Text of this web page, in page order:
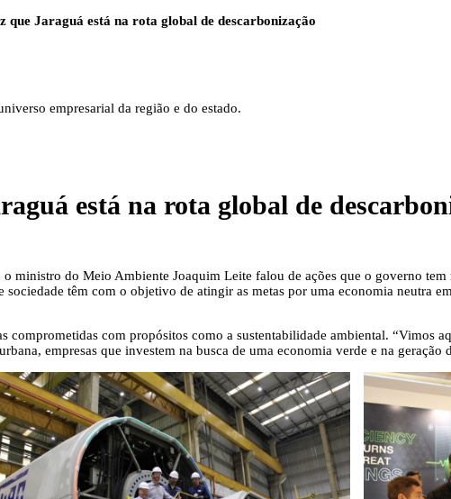
Jaraguá está na rota global de descarbonização
empresarial da região e do estado.
está na rota global de
ministro do Meio Ambiente Joaquim Leite falou de ações que o governo
têm com o objetivo de atingir as metas por uma economia neutra
com propósitos como a sustentabilidade ambiental. “Vimos
empresas que investem na busca de uma economia verde e na geração